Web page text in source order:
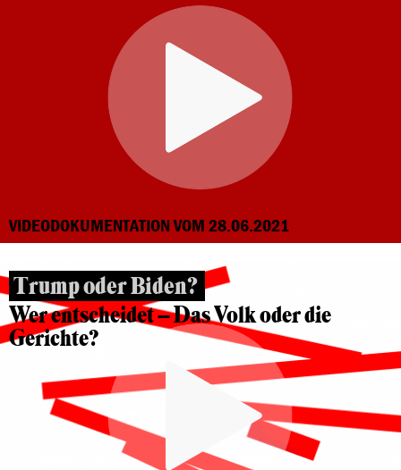
VIDEODOKUMENTATION VOM 28.06.2021
Trump oder Biden?
Wer entscheidet – Das Volk oder die
Gerichte?